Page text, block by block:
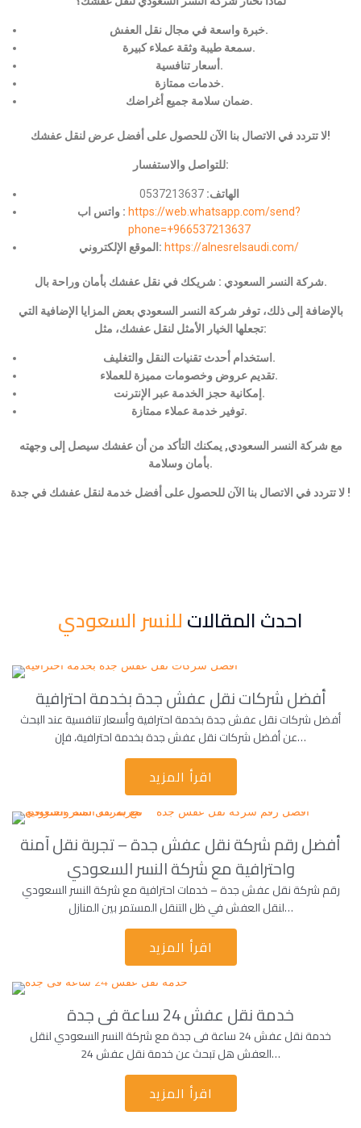
خبرة واسعة في مجال نقل العفش.
سمعة طيبة وثقة عملاء كبيرة.
أسعار تنافسية.
خدمات ممتازة.
ضمان سلامة جميع أغراضك.
لا تتردد في الاتصال بنا الآن للحصول على أفضل عرض لنقل عفشك!
للتواصل والاستفسار:
الهاتف: 0537213637
واتس اب : https://web.whatsapp.com/send?
phone=+966537213637
الموقع الإلكتروني: https://alnesrelsaudi.com/
شركة النسر السعودي : شريكك في نقل عفشك بأمان وراحة بال.
بالإضافة إلى ذلك، توفر شركة النسر السعودي بعض المزايا الإضافية التي
تجعلها الخيار الأمثل لنقل عفشك، مثل:
استخدام أحدث تقنيات النقل والتغليف.
تقديم عروض وخصومات مميزة للعملاء.
إمكانية حجز الخدمة عبر الإنترنت.
توفير خدمة عملاء ممتازة.
مع شركة النسر السعودي, يمكنك التأكد من أن عفشك سيصل إلى وجهته
بأمان وسلامة.
لا تتردد في الاتصال بنا الآن للحصول على أفضل خدمة لنقل عفشك في جدة !
احدث المقالاتللنسر السعودي
أفضل شركات نقل عفش جدة بخدمة احترافية
أفضل شركات نقل عفش جدة بخدمة احترافية وأسعار تنافسية عند البحث
عن أفضل شركات نقل عفش جدة بخدمة احترافية، فإن…
اقرأ المزيد
أفضل رقم شركة نقل عفش جدة – تجربة نقل آمنة
واحترافية مع شركة النسر السعودي
رقم شركة نقل عفش جدة – خدمات احترافية مع شركة النسر السعودي
لنقل العفش في ظل التنقل المستمر بين المنازل…
اقرأ المزيد
خدمة نقل عفش 24 ساعة فى جدة
خدمة نقل عفش 24 ساعة فى جدة مع شركة النسر السعودي لنقل
العفش هل تبحث عن خدمة نقل عفش 24…
اقرأ المزيد